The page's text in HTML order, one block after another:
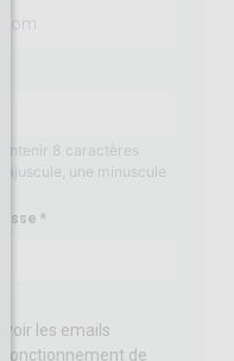
8 caractères
une minuscule
les emails
fonctionnement de